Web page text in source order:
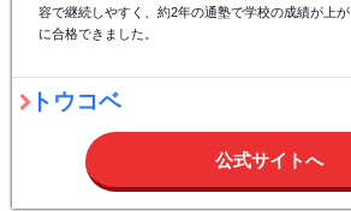
容で継続しやすく、約2年の通塾で学校の成績が上
に合格できました。
トウコベ
公式サイトへ